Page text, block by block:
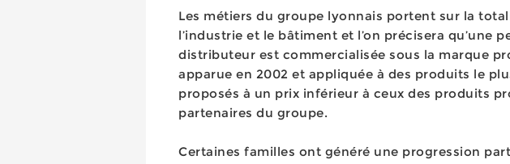
Les métiers du groupe lyonnais portent sur la
l’industrie et le bâtiment et l’on précisera qu’une
distributeur est commercialisée sous la marque
apparue en 2002 et appliquée à des produits le
proposés à un prix inférieur à ceux des produits
partenaires du groupe.
Certaines familles ont généré une progression